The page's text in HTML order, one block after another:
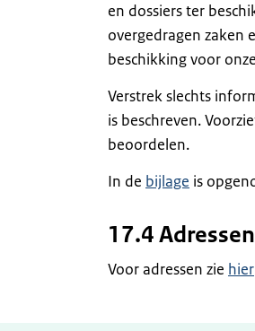
en dossiers ter
overgedragen zaken
beschikking voor
Verstrek slechts
is beschreven.
beoordelen.
In de bijlage is
17.4 Adressen
Voor adressen zie hier